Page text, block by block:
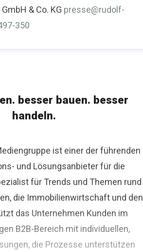
& Co. KG presse@rudolf-
350
besser bauen. besser
handeln.
ist einer der führenden
und Lösungsanbieter für die
für Trends und Themen rund
die Immobilienwirtschaft und den
das Unternehmen Kunden im
B2B-Bereich mit individuellen,
die Prozesse unterstützen